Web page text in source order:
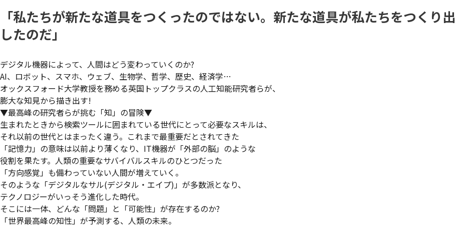
「私たちが新たな道具をつくったのではない。新たな道具が私たちをつくり出
したのだ」
デジタル機器によって、人間はどう変わっていくのか?
AI、ロボット、スマホ、ウェブ、生物学、哲学、歴史、経済学…
オックスフォード大学教授を務める英国トップクラスの人工知能研究者らが、
膨大な知見から描き出す!
▼最高峰の研究者らが挑む「知」の冒険▼
生まれたときから検索ツールに囲まれている世代にとって必要なスキルは、
それ以前の世代とはまったく違う。これまで最重要だとされてきた
「記憶力」の意味は以前より薄くなり、IT機器が「外部の脳」のような
役割を果たす。人類の重要なサバイバルスキルのひとつだった
「方向感覚」も備わっていない人間が増えていく。
そのような「デジタルなサル(デジタル・エイプ)」が多数派となり、
テクノロジーがいっそう進化した時代。
そこには一体、どんな「問題」と「可能性」が存在するのか?
「世界最高峰の知性」が予測する、人類の未来。